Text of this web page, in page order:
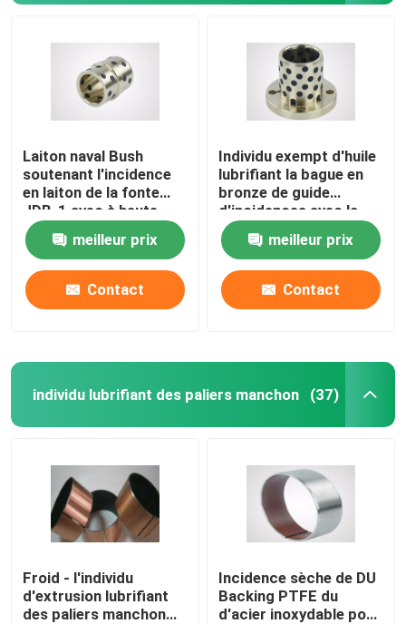
Laiton naval Bush
soutenant l'incidence
en laiton de la fonte
JDB-1 avec à haute
résistance
meilleur prix
Contact
Individu exempt d'huile
lubrifiant la bague en
bronze de guide
d'incidences avec la
surface polie
meilleur prix
Contact
individu lubrifiant des paliers manchon (37)
Froid - l'individu
d'extrusion lubrifiant
des paliers manchon
Incidence sèche de DU
Backing PTFE du
d'acier inoxydable pour